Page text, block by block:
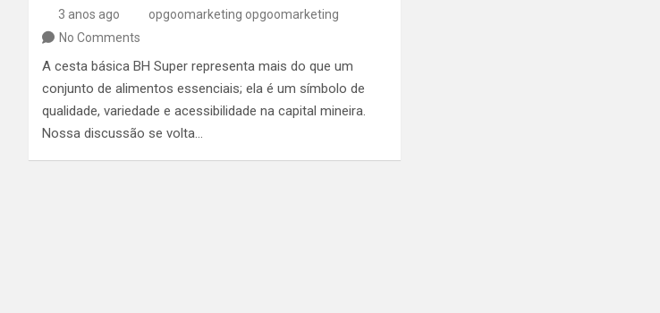
3 anos ago
opgoomarketing opgoomarketing
No Comments
A cesta básica BH Super representa mais do que um
conjunto de alimentos essenciais; ela é um símbolo de
qualidade, variedade e acessibilidade na capital mineira.
Nossa discussão se volta…